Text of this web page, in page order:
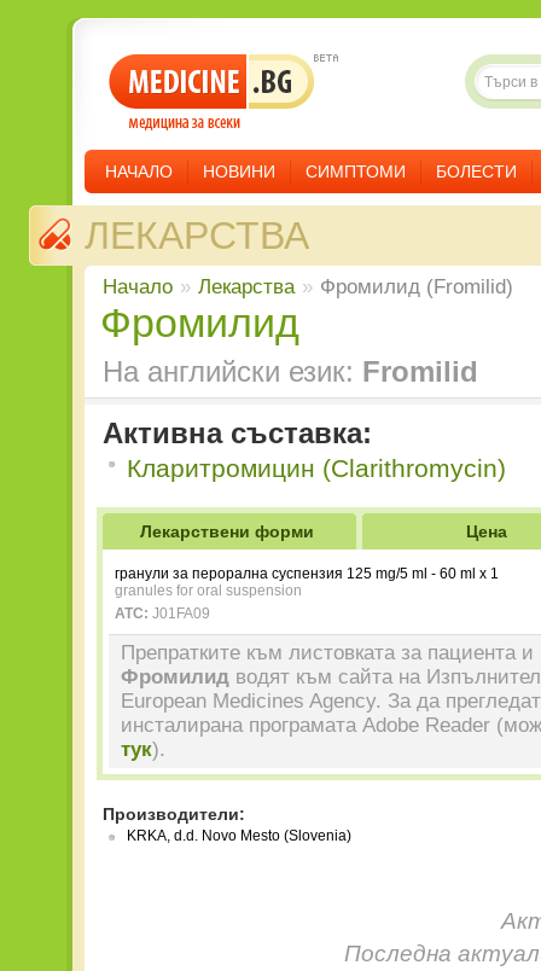
НАЧАЛО НОВИНИ СИМПТОМИ БОЛЕСТИ
ЛЕКАРСТВА
Начало » Лекарства » Фромилид (Fromilid)
Фромилид
На английски език: Fromilid
Активна съставка:
Кларитромицин (Clarithromycin)
Лекарствени форми Цена
гранули за перорална суспензия 125 mg/5 ml - 60 ml x 1
granules for oral suspension
ATC: J01FA09
Препратките към листовката за пациента и
Фромилид водят към сайта на
European Medicines Agency. За да
инсталирана програмата Adobe Reader
тук).
Производители:
KRKA, d.d. Novo Mesto (Slovenia)
Последна